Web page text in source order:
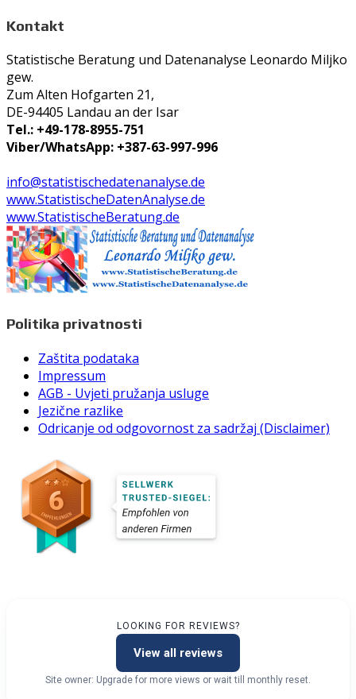
Kontakt
Statistische Beratung und Datenanalyse Leonardo Miljko
gew.
Zum Alten Hofgarten 21,
DE-94405 Landau an der Isar
Tel.: +49-178-8955-751
Viber/WhatsApp: +387-63-997-996
info@statistischedatenanalyse.de
www.StatistischeDatenAnalyse.de
www.StatistischeBeratung.de
Politika privatnosti
Zaštita podataka
Impressum
AGB - Uvjeti pružanja usluge
Jezične razlike
Odricanje od odgovornost za sadržaj (Disclaimer)
LOOKING FOR REVIEWS?
View all reviews
Site owner: Upgrade for more views or wait till monthly reset.